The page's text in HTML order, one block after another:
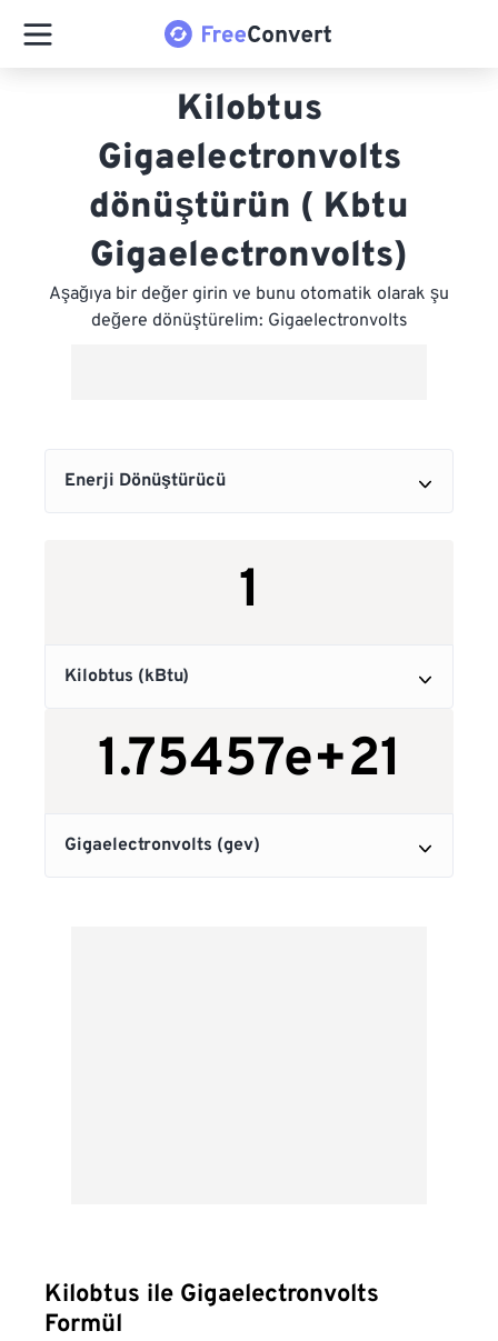
Kilobtus
Gigaelectronvolts
dönüştürün ( Kbtu
Gigaelectronvolts)
Aşağıya bir değer girin ve bunu otomatik olarak şu
değere dönüştürelim: Gigaelectronvolts
Kilobtus ile Gigaelectronvolts
Formül